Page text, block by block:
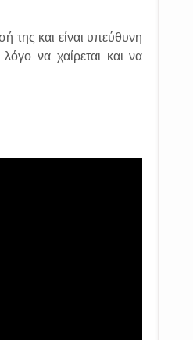
της και είναι υπεύθυνη
να χαίρεται και να